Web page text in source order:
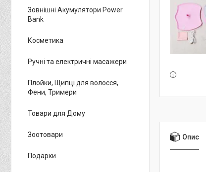
Опис
Зовнішні Акумулятори Power
Bank
Косметика
Ручні та електричні масажери
Плойки, Щипці для волосся,
Фени, Тримери
Товари для Дому
Зоотовари
Подарки